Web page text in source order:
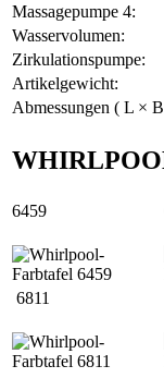
Massagepumpe 4:
Wasservolumen:
Zirkulationspumpe:
Artikelgewicht:
Abmessungen ( L ×
6459
6811